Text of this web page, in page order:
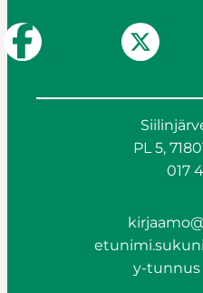
PL 5,
017
y-tunnus